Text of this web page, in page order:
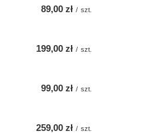
89,00 zł / szt.
199,00 zł / szt.
99,00 zł / szt.
259,00 zł / szt.